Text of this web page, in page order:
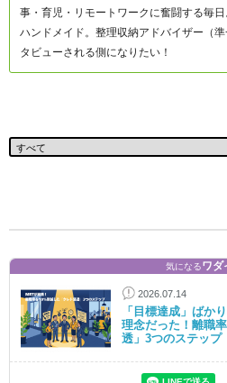
事・育児・リモートワークに奮闘する毎
ハンドメイド。整理収納アドバイザー（
タビューされる側になりたい！
気になるワダ
2026.07.14
「目標達成」ばか
理念だった！離職
透」3つのステップ